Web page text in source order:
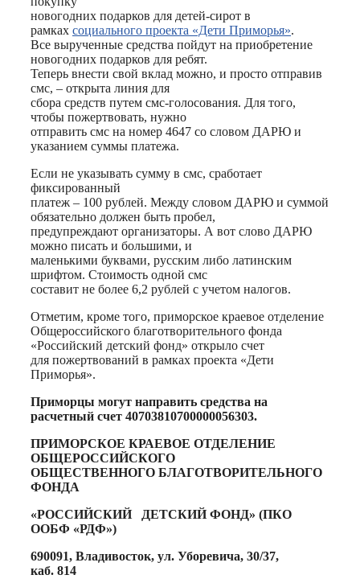
новогодних подарков для детей-сирот в
рамках социального проекта «Дети Приморья».
Все вырученные средства пойдут на приобретение
новогодних подарков для ребят.
Теперь внести свой вклад можно, и просто отправив
смс, – открыта линия для
сбора средств путем смс-голосования. Для того,
чтобы пожертвовать, нужно
отправить смс на номер 4647 со словом ДАРЮ и
указанием суммы платежа.
Если не указывать сумму в смс, сработает
фиксированный
платеж – 100 рублей. Между словом ДАРЮ и суммой
обязательно должен быть пробел,
предупреждают организаторы. А вот слово ДАРЮ
можно писать и большими, и
маленькими буквами, русским либо латинским
шрифтом. Стоимость одной смс
составит не более 6,2 рублей с учетом налогов.
Отметим, кроме того, приморское краевое отделение
Общероссийского благотворительного фонда
«Российский детский фонд» открыло счет
для пожертвований в рамках проекта «Дети
Приморья».
Приморцы могут направить средства на
расчетный счет 40703810700000056303.
ПРИМОРСКОЕ КРАЕВОЕ ОТДЕЛЕНИЕ
ОБЩЕРОССИЙСКОГО
ОБЩЕСТВЕННОГО БЛАГОТВОРИТЕЛЬНОГО
ФОНДА
«РОССИЙСКИЙ ДЕТСКИЙ ФОНД» (ПКО
ООБФ «РДФ»)
690091, Владивосток, ул. Уборевича, 30/37,
каб. 814